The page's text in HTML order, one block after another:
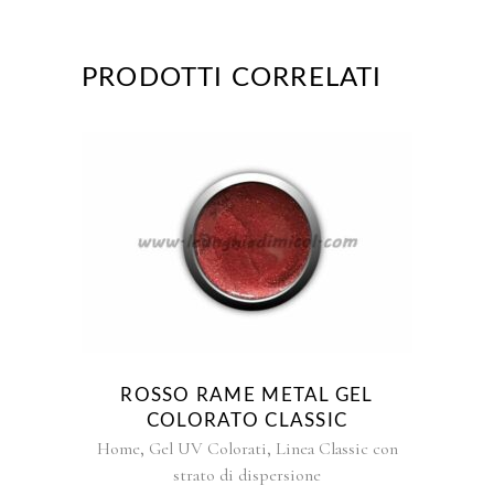
PRODOTTI CORRELATI
Questo
prodotto
ha
più
opzioni
possono
scelte
ROSSO RAME METAL GEL
COLORATO CLASSIC
Home, Gel UV Colorati, Linea Classic con
strato di dispersione